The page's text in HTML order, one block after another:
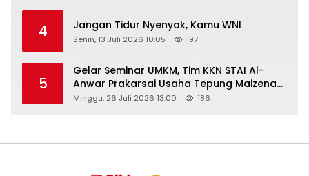
4 Jangan Tidur Nyenyak, Kamu WNI
Senin, 13 Juli 2026 10:05 197
5
Gelar Seminar UMKM, Tim KKN STAI Al-
Anwar Prakarsai Usaha Tepung Maizena
di Logung
Minggu, 26 Juli 2026 13:00 186